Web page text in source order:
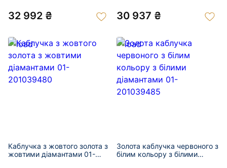
201039477
32 992 ₴ 30 937 ₴
Каблучка з жовтого золота з
жовтими діамантами 01-
Золота каблучка червоного з
білим кольору з білими